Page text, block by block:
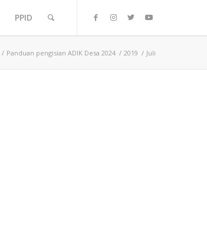
PPID
/ Panduan pengisian ADIK Desa 2024 / 2019 / Juli